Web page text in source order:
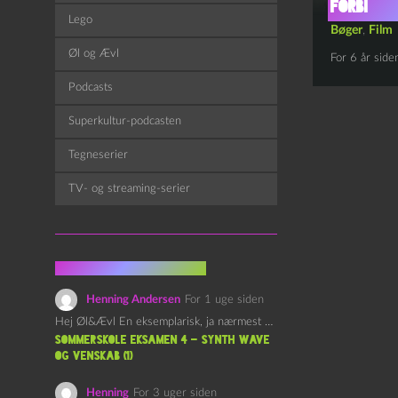
forbi
Bøger, Film
For 6 år
Lego
Øl og Ævl
Podcasts
Superkultur-podcasten
Tegneserier
TV- og streaming-serier
Henning Andersen For 1 uge siden
Hej Øl&Ævl En eksemplarisk, ja nærmest yndefuld, afslutning på SOMMERSKOLEN.…
Sommerskole Eksamen 4 – Synth Wave
og Venskab (1)
Henning For 3 uger siden